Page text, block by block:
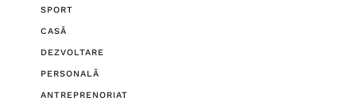
SPORT
CASĂ
DEZVOLTARE
PERSONALĂ
ANTREPRENORIAT